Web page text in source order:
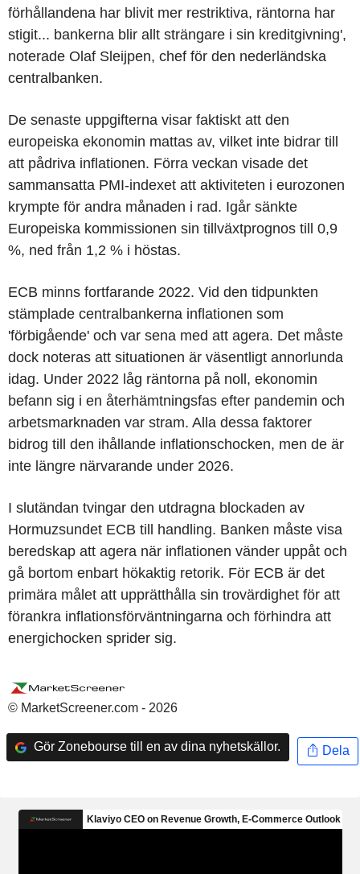
förhållandena har blivit mer restriktiva, räntorna har
stigit... bankerna blir allt strängare i sin kreditgivning',
noterade Olaf Sleijpen, chef för den nederländska
centralbanken.
De senaste uppgifterna visar faktiskt att den
europeiska ekonomin mattas av, vilket inte bidrar till
att pådriva inflationen. Förra veckan visade det
sammansatta PMI-indexet att aktiviteten i eurozonen
krympte för andra månaden i rad. Igår sänkte
Europeiska kommissionen sin tillväxtprognos till 0,9
%, ned från 1,2 % i höstas.
ECB minns fortfarande 2022. Vid den tidpunkten
stämplade centralbankerna inflationen som
'förbigående' och var sena med att agera. Det måste
dock noteras att situationen är väsentligt annorlunda
idag. Under 2022 låg räntorna på noll, ekonomin
befann sig i en återhämtningsfas efter pandemin och
arbetsmarknaden var stram. Alla dessa faktorer
bidrog till den ihållande inflationschocken, men de är
inte längre närvarande under 2026.
I slutändan tvingar den utdragna blockaden av
Hormuzsundet ECB till handling. Banken måste visa
beredskap att agera när inflationen vänder uppåt och
gå bortom enbart hökaktig retorik. För ECB är det
primära målet att upprätthålla sin trovärdighet för att
förankra inflationsförväntningarna och förhindra att
energichocken sprider sig.
© MarketScreener.com - 2026
Gör Zonebourse till en av dina nyhetskällor. Dela